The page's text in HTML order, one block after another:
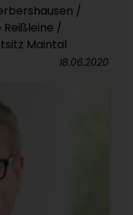
/
/
Maintal
18.06.2020